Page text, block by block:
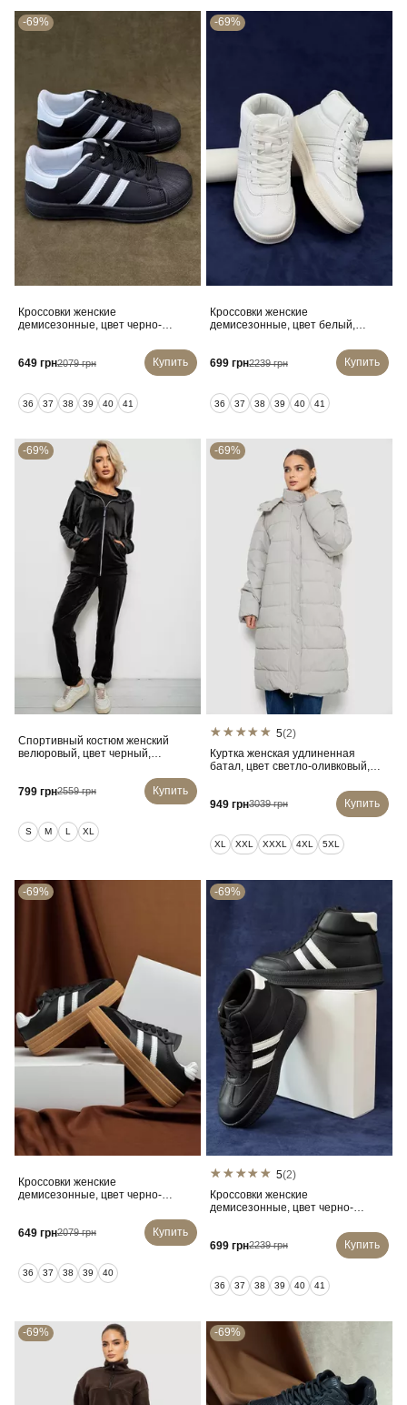
-69%
Кроссовки женские
демисезонные, цвет черно-
649 грн2079 грн Купить
36 37 38 39 40 41
-69%
Кроссовки женские
демисезонные, цвет белый,
699 грн2239 грн Купить
36 37 38 39 40 41
-69%
Спортивный костюм женский
велюровый, цвет черный,
799 грн2559 грн Купить
S M L XL
-69%
5(2)
Куртка женская удлиненная
батал, цвет светло-оливковый,
949 грн3039 грн Купить
XL XXL XXXL 4XL 5XL
-69%
Кроссовки женские
демисезонные, цвет черно-
649 грн2079 грн Купить
36 37 38 39 40
-69%
5(2)
Кроссовки женские
демисезонные, цвет черно-
699 грн2239 грн Купить
36 37 38 39 40 41
-69% -69%